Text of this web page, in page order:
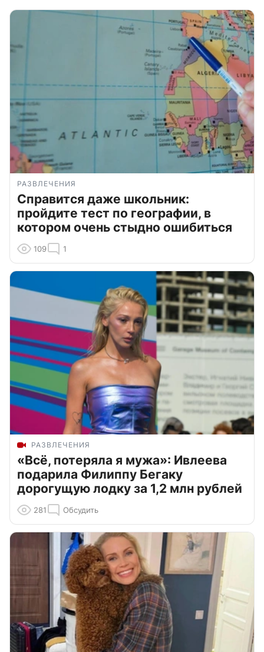
РАЗВЛЕЧЕНИЯ
Справится даже школьник:
пройдите тест по географии, в
котором очень стыдно ошибиться
109 1
РАЗВЛЕЧЕНИЯ
«Всё, потеряла я мужа»: Ивлеева
подарила Филиппу Бегаку
дорогущую лодку за 1,2 млн рублей
281 Обсудить